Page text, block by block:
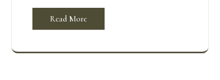
Read More